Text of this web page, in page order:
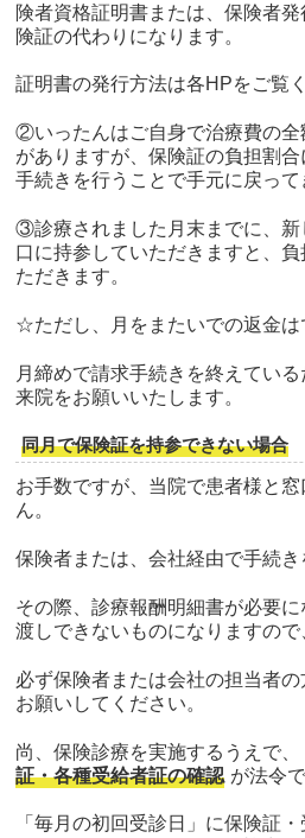
険者資格証明書または、保険者
険証の代わりになります。
証明書の発行方法は各HPをご覧
②いったんはご自身で治療費の
がありますが、保険証の負担割
手続きを行うことで手元に戻って
③診療されました月末までに、新
口に持参していただきますと、
ただきます。
☆ただし、月をまたいでの返金は
月締めで請求手続きを終えてい
来院をお願いいたします。
同月で保険証を持参できない場合
お手数ですが、当院で患者様と
ん。
保険者または、会社経由で手続き
その際、診療報酬明細書が必要
渡しできないものになりますので
必ず保険者または会社の担当者
お願いしてください。
尚、保険診療を実施するうえで、
証・各種受給者証の確認 が法令
「毎月の初回受診日」に保険証